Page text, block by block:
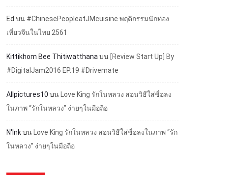
Ed บน #ChinesePeopleatJMcuisine พฤติกรรมนักท่อง
เที่ยวจีนในไทย 2561
Kittikhom Bee Thitiwatthana บน [Review Start Up] By
#DigitalJam2016 EP.19 #Drivemate
Allpictures10 บนLove King รักในหลวง สอนวิธีใส่ชื่อลง
ในภาพ “รักในหลวง” ง่ายๆในมือถือ
N'InkบนLove King รักในหลวง สอนวิธีใส่ชื่อลงในภาพ “รัก
ในหลวง” ง่ายๆในมือถือ